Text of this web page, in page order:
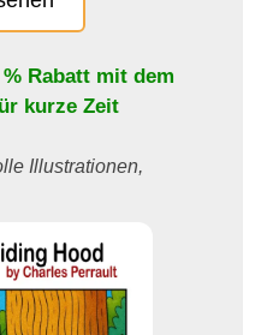
Rabatt mit dem
kurze Zeit
Illustrationen,